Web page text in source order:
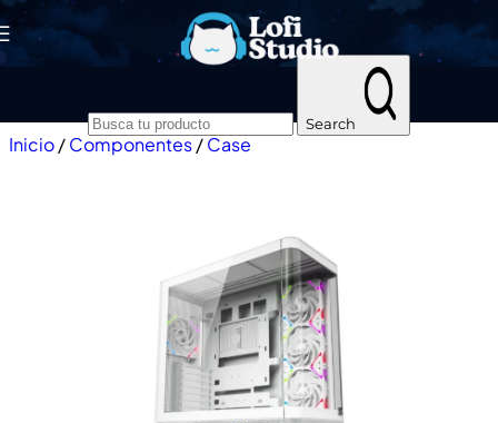
Skip to navigation Skip to main content
Search
Inicio/Componentes/Case